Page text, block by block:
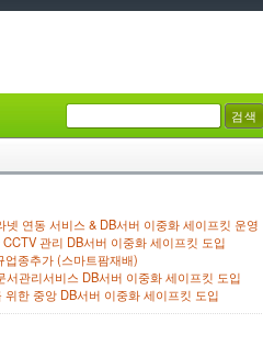
넷 연동 서비스 & DB서버 이중화 세이프킷 운영
관리 DB서버 이중화 세이프킷 도입
업종추가 (스마트팜재배)
서관리서비스 DB서버 이중화 세이프킷 도입
위한 중앙 DB서버 이중화 세이프킷 도입